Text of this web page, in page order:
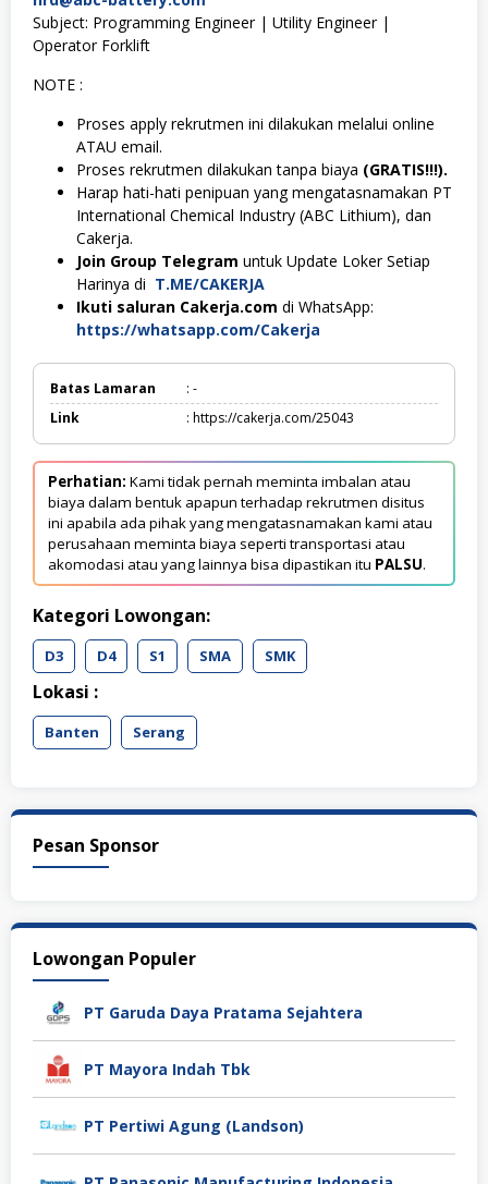
Subject: Programming Engineer | Utility Engineer |
Operator Forklift
NOTE :
Proses apply rekrutmen ini dilakukan melalui online
ATAU email.
Proses rekrutmen dilakukan tanpa biaya (GRATIS!!!).
Harap hati-hati penipuan yang mengatasnamakan PT
International Chemical Industry (ABC Lithium), dan
Cakerja.
Join Group Telegram untuk Update Loker Setiap
Harinya di T.ME/CAKERJA
Ikuti saluran Cakerja.com di WhatsApp:
https://whatsapp.com/Cakerja
Batas Lamaran
: -
Link
: https://cakerja.com/25043
Perhatian: Kami tidak pernah meminta imbalan atau
biaya dalam bentuk apapun terhadap rekrutmen disitus
ini apabila ada pihak yang mengatasnamakan kami atau
perusahaan meminta biaya seperti transportasi atau
akomodasi atau yang lainnya bisa dipastikan itu PALSU.
Kategori Lowongan:
D3 D4 S1 SMA SMK
Lokasi :
Banten Serang
Pesan Sponsor
Lowongan Populer
PT Garuda Daya Pratama Sejahtera
PT Mayora Indah Tbk
PT Pertiwi Agung (Landson)